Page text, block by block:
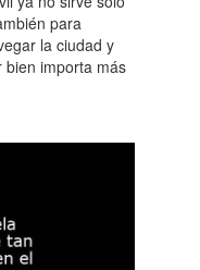
para
la ciudad y
bien importa más